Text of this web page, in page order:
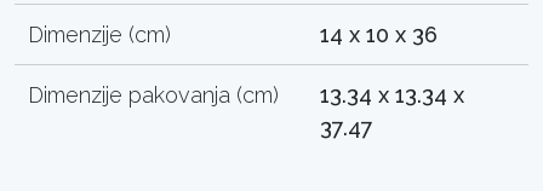
Dimenzije (cm) 14 x 10 x 36
Dimenzije pakovanja (cm)
13.34 x 13.34 x
37.47